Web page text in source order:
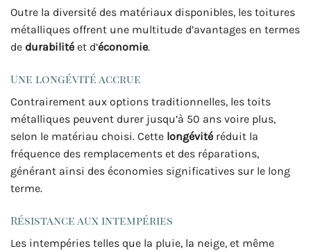
Outre la diversité des matériaux disponibles, les toitures
métalliques offrent une multitude d’avantages en termes
de durabilité et d’économie.
Une longévité accrue
Contrairement aux options traditionnelles, les toits
métalliques peuvent durer jusqu’à 50 ans voire plus,
selon le matériau choisi. Cette longévité réduit la
fréquence des remplacements et des réparations,
générant ainsi des économies significatives sur le long
terme.
Résistance aux intempéries
Les intempéries telles que la pluie, la neige, et même